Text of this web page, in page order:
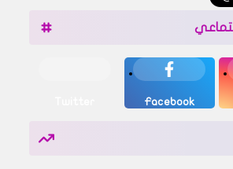
Facebook